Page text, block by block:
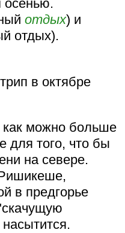
осенью.
отдых) и
отдых).
в октябре
как можно больше
для того, что бы
на севере.
в предгорье